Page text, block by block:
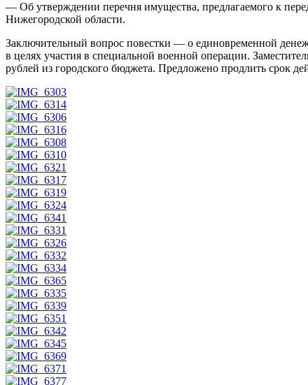
— Об утверждении перечня имущества, предлагаемого к
Нижегородской области.
Заключительный вопрос повестки — о единовременной
в целях участия в специальной военной операции.
рублей из городского бюджета. Предложено продлить срок